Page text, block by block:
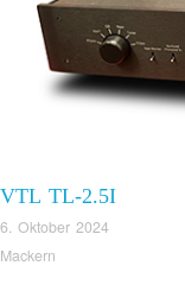
VTL TL-2.5I
6. Oktober 2024
Mackern